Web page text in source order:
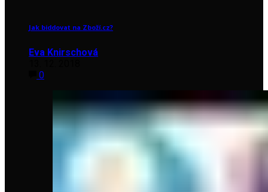
Jak biddovat na Zboží.cz?
Eva Knirschová
0